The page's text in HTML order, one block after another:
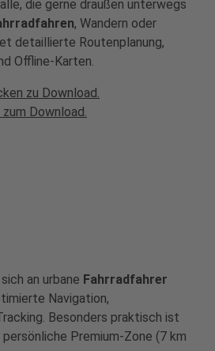
die gerne draußen unterwegs
, Wandern oder
detaillierte Routenplanung,
Offline-Karten.
zu Download.
Download.
an urbane Fahrradfahrer
Navigation,
Besonders praktisch ist
Premium-Zone (7 km